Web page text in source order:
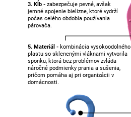
3. Kĺb - zabezpečuje pevné, avšak
jemné spojenie bielizne, ktoré vydrží
počas celého obdobia používania
párovača.
5. Materiál - kombinácia vysokoodolného
plastu so sklenenými vláknami vytvorila
sponku, ktorá bez problémov zvláda
náročné podmienky prania a sušenia,
pričom pomáha aj pri organizácii v
domácnosti.